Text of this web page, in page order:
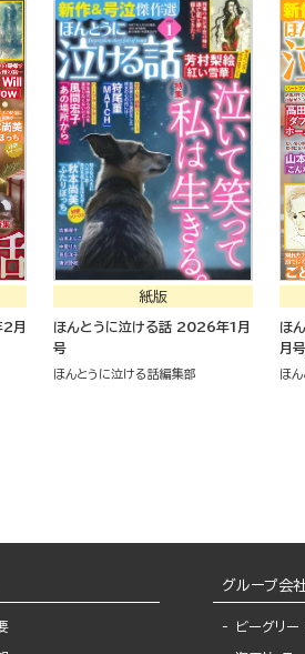
月
紙版
ほんとうに泣ける話 2026年1月
号
ほんとうに泣ける話編集部
ほ
月号
ほ
グループ会
ビーグリー